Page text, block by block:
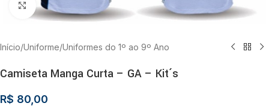
Clique para ampliar
Início/Uniforme/Uniformes do 1º ao 9º Ano
Camiseta Manga Curta – GA – Kit´s
R$ 80,00